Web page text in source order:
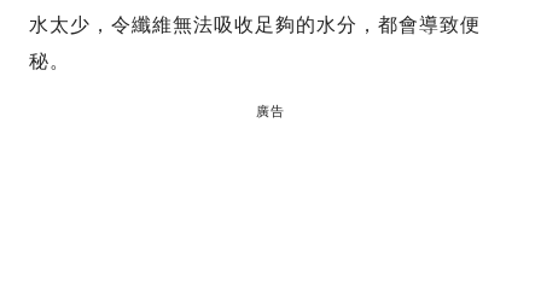
水太少，令纖維無法吸收足夠的水分，都會導致便
秘。
廣告